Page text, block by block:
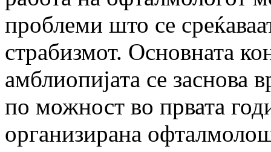
проблеми што се
страбизмот. Основната
амблиопијата се заснова
по можност во првата
организирана